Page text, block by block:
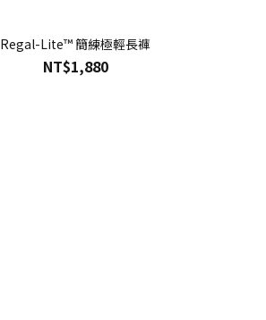
Regal-Lite™ 簡練極輕長褲
NT$1,880